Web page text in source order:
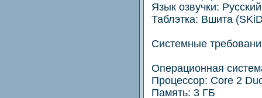
Язык озвучки:
Таблэтка: Вшита
Системные
Операционная
Процессор: Core 2
Память: 3 ГБ